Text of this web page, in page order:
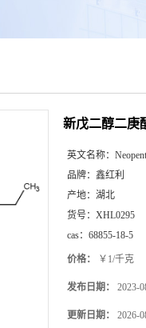
新戊二醇二庚
英文名称：
品牌： 鑫红利
产地： 湖北
货号： XHL0295
cas： 68855-18-5
价格： ￥1/千克
发布日期： 2023-
更新日期： 2026-